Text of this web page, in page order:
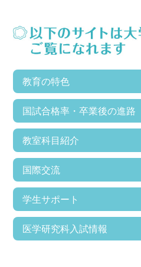
教育の特色
国試合格率・卒業後の進路
教室科目紹介
国際交流
学生サポート
医学研究科入試情報